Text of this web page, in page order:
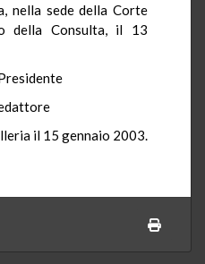
nella sede della Corte
della Consulta, il 13
il 15 gennaio 2003.